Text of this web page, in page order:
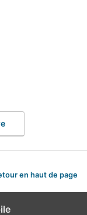
en haut de page